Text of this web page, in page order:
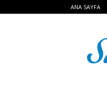
ANA SAYFA